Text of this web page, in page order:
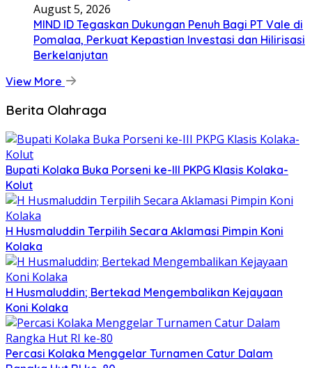
August 5, 2026
MIND ID Tegaskan Dukungan Penuh Bagi PT Vale di
Pomalaa, Perkuat Kepastian Investasi dan Hilirisasi
Berkelanjutan
View More
Berita Olahraga
Bupati Kolaka Buka Porseni ke-III PKPG Klasis Kolaka-
Kolut
H Husmaluddin Terpilih Secara Aklamasi Pimpin Koni
Kolaka
H Husmaluddin; Bertekad Mengembalikan Kejayaan
Koni Kolaka
Percasi Kolaka Menggelar Turnamen Catur Dalam